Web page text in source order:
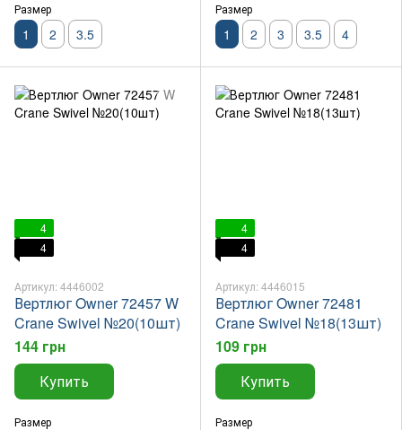
Размер
1 2 3.5
Размер
1 2 3 3.5 4
4
4
Артикул: 4446002
Вертлюг Owner 72457 W
Crane Swivel №20(10шт)
144 грн
Купить
Размер
4
4
Артикул: 4446015
Вертлюг Owner 72481
Crane Swivel №18(13шт)
109 грн
Купить
Размер